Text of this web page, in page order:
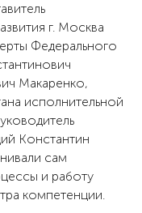
г. Москва
Федерального
Макаренко,
исполнительной
Константин
сам
и работу
компетенции.